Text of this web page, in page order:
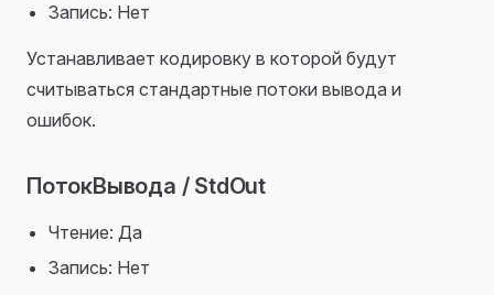
Запись: Нет
Устанавливает кодировку в которой будут
считываться стандартные потоки вывода и
ошибок.
ПотокВывода / StdOut
Чтение: Да
Запись: Нет